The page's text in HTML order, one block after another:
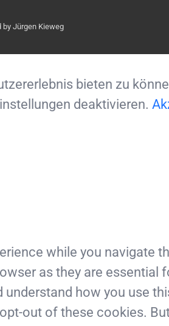
Jürgen Kieweg
bieten zu
deaktivieren.
while you navigate
as they are
how you use
out of these cookies.